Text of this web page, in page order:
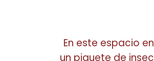
En este espacio
un piquete de